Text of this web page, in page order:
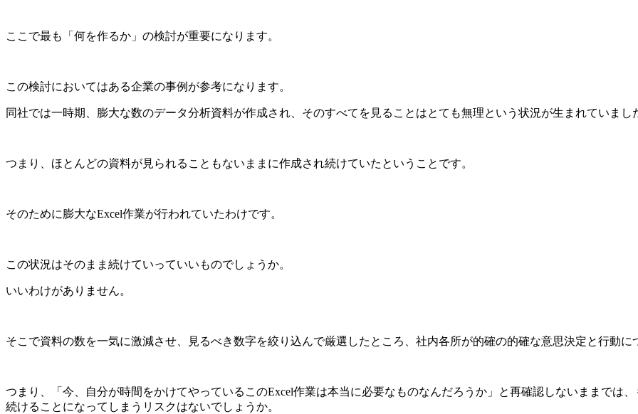
ここで最も「何を作るか」の検討が重要になります。
この検討においてはある企業の事例が参考になります。
同社では一時期、膨大な数のデータ分析資料が作成され、そのすべてを見ることはとても無理という状況が生まれていまし
つまり、ほとんどの資料が見られることもないままに作成され続けていたということです。
そのために膨大なExcel作業が行われていたわけです。
この状況はそのまま続けていっていいものでしょうか。
いいわけがありません。
そこで資料の数を一気に激減させ、見るべき数字を絞り込んで厳選したところ、社内各所が的確の的確な意思決定と行動
つまり、「今、自分が時間をかけてやっているこのExcel作業は本当に必要なものなんだろうか」と再確認しないままでは
続けることになってしまうリスクはないでしょうか。